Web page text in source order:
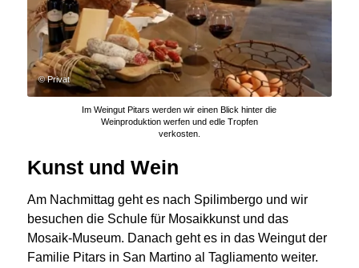
© Privat
Im Weingut Pitars werden wir einen Blick hinter die
Weinproduktion werfen und edle Tropfen
verkosten.
Kunst und Wein
Am Nachmittag geht es nach Spilimbergo und wir
besuchen die Schule für Mosaikkunst und das
Mosaik-Museum. Danach geht es in das Weingut der
Familie Pitars in San Martino al Tagliamento weiter.